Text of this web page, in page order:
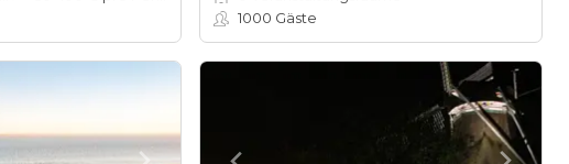
1000 Gäste